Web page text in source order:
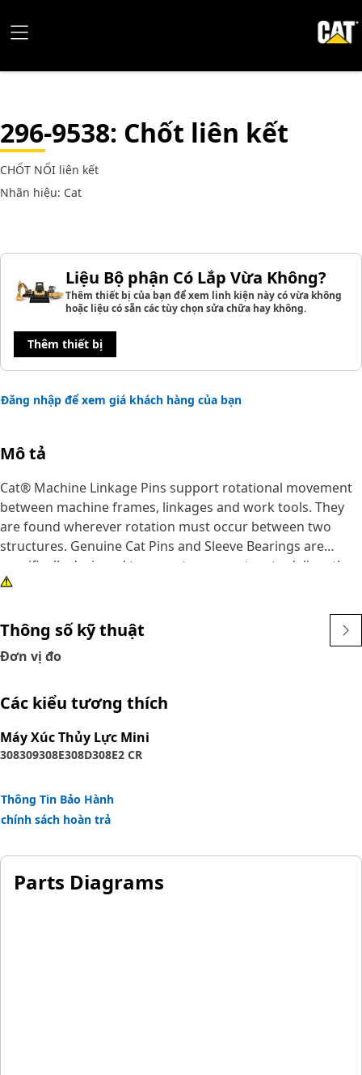
296-9538: Chốt liên kết
CHỐT NỐI liên kết
Nhãn hiệu: Cat
Liệu Bộ phận Có Lắp Vừa Không?
Thêm thiết bị của bạn để xem linh kiện này có vừa không
hoặc liệu có sẵn các tùy chọn sửa chữa hay không.
Thêm thiết bị
Đăng nhập để xem giá khách hàng của bạn
Mô tả
Cat® Machine Linkage Pins support rotational movement
between machine frames, linkages and work tools. They
are found wherever rotation must occur between two
structures. Genuine Cat Pins and Sleeve Bearings are
specifically designed to operate as a system to deliver the
performance you expect. Caterpillar design engineers
heat treatment, surface treatments and finish to each part
to enable them to work and wear effectively with all the
other neighboring and dependent parts.
Thông số kỹ thuật
Đơn vị đo
Các kiểu tương thích
Máy Xúc Thủy Lực Mini
308309308E308D308E2 CR
Thông Tin Bảo Hành
chính sách hoàn trả
Parts Diagrams